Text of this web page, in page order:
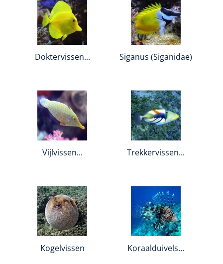
Doktervissen... Siganus (Siganidae)
Vijlvissen... Trekkervissen...
Kogelvissen Koraalduivels...